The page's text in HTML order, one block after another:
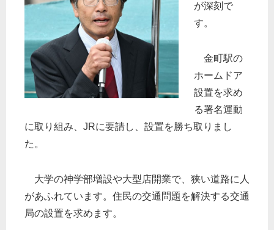
が深刻で
す。
金町駅の
ホームドア
設置を求め
る署名運動
に取り組み、JRに要請し、設置を勝ち取りまし
た。
大学の神学部増設や大型店開業で、狭い道路に人
があふれています。住民の交通問題を解決する交通
局の設置を求めます。